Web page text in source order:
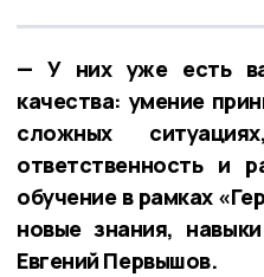
— У них уже есть
качества: умение
сложных
ответственность и
обучение в рамках
новые знания,
Евгений Первышов.